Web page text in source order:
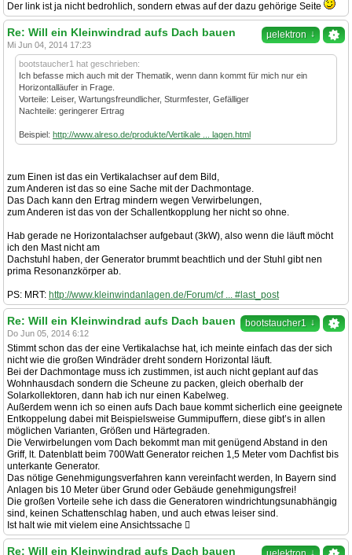
Der link ist ja nicht bedrohlich, sondern etwas auf der dazu gehörige Seite
µelektron ↓
Re: Will ein Kleinwindrad aufs Dach bauen
Mi Jun 04, 2014 17:23
bootstaucher1 hat geschrieben:
Ich befasse mich auch mit der Thematik, wenn dann kommt für mich nur ein
Horizontalläufer in Frage.
Vorteile: Leiser, Wartungsfreundlicher, Sturmfester, Gefälliger
Nachteile: geringerer Ertrag
Beispiel: http://www.alreso.de/produkte/Vertikale ... lagen.html
zum Einen ist das ein Vertikalachser auf dem Bild,
zum Anderen ist das so eine Sache mit der Dachmontage.
Das Dach kann den Ertrag mindern wegen Verwirbelungen,
zum Anderen ist das von der Schallentkopplung her nicht so ohne.
Hab gerade ne Horizontalachser aufgebaut (3kW), also wenn die läuft möcht
ich den Mast nicht am
Dachstuhl haben, der Generator brummt beachtlich und der Stuhl gibt nen
prima Resonanzkörper ab.
PS: MRT: http://www.kleinwindanlagen.de/Forum/cf ... #last_post
bootstaucher1 ↓
Re: Will ein Kleinwindrad aufs Dach bauen
Do Jun 05, 2014 6:12
Stimmt schon das der eine Vertikalachse hat, ich meinte einfach das der sich
nicht wie die großen Windräder dreht sondern Horizontal läuft.
Bei der Dachmontage muss ich zustimmen, ist auch nicht geplant auf das
Wohnhausdach sondern die Scheune zu packen, gleich oberhalb der
Solarkollektoren, dann hab ich nur einen Kabelweg.
Außerdem wenn ich so einen aufs Dach baue kommt sicherlich eine geeignete
Entkoppelung dabei mit Beispielsweise Gummipuffern, diese gibt’s in allen
möglichen Varianten, Größen und Härtegraden.
Die Verwirbelungen vom Dach bekommt man mit genügend Abstand in den
Griff, lt. Datenblatt beim 700Watt Generator reichen 1,5 Meter vom Dachfist bis
unterkante Generator.
Das nötige Genehmigungsverfahren kann vereinfacht werden, In Bayern sind
Anlagen bis 10 Meter über Grund oder Gebäude genehmigungsfrei!
Die großen Vorteile sehe ich dass die Generatoren windrichtungsunabhängig
sind, keinen Schattenschlag haben, und auch etwas leiser sind.
Ist halt wie mit vielem eine Ansichtssache 
↓
Re: Will ein Kleinwindrad aufs Dach bauen